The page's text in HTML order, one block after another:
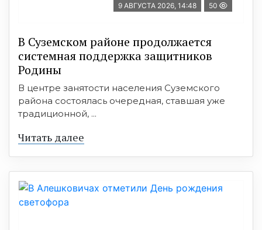
9 АВГУСТА 2026, 14:48 50
В Суземском районе продолжается
системная поддержка защитников
Родины
В центре занятости населения Суземского
района состоялась очередная, ставшая уже
традиционной, ...
Читать далее